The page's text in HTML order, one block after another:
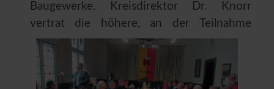
Baugewerke. Kreisdirektor Dr. Knorr
vertrat die höhere, an der
Teilnahme